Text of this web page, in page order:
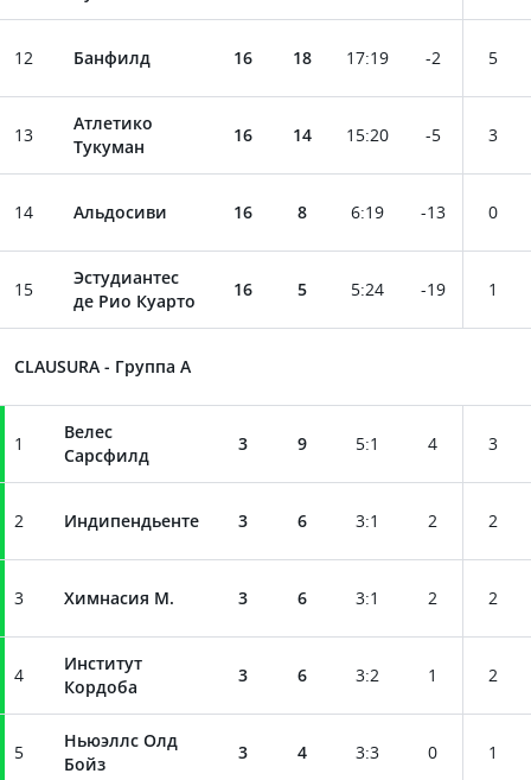
12 Банфилд 16 18 17:19 -2 5
13
Атлетико
Тукуман
16 14 15:20 -5 3
14 Альдосиви 16 8 6:19 -13 0
15
Эстудиантес
де Рио Куарто
16 5 5:24 -19 1
CLAUSURA - Группа A
1
Велес
Сарсфилд
3 9 5:1 4 3
2 Индипендьенте 3 6 3:1 2 2
3 Химнасия М. 3 6 3:1 2 2
4
Институт
Кордоба
3 6 3:2 1 2
5
Ньюэллс Олд
Бойз
3 4 3:3 0 1